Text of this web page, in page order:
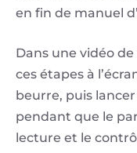
en fin de manuel
Dans une vidéo
ces étapes à
beurre, puis
pendant que le
lecture et le